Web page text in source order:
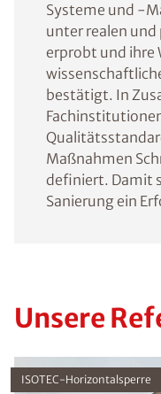
Systeme und -
unter realen
erprobt und ihre
bestätigt. In
Maßnahmen
definiert. Damit
Sanierung ein
Unsere
ISOTEC-Horizontalsperre